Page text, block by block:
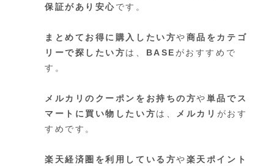
保証があり安心です。
まとめてお得に購入したい方や商品をカテゴ
リーで探したい方は、 BASE がおすすめで
す。
メルカリのクーポンをお持ちの方や単品でス
マートに買い物したい方は、 メルカリ がおす
すめです。
楽天経済圏を利用している方や楽天ポイント